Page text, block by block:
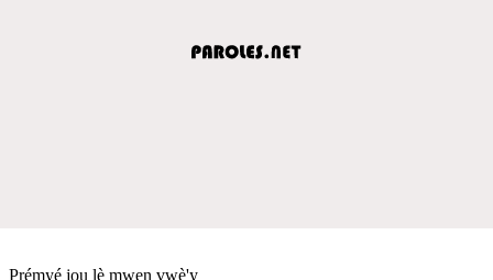
Prémyé jou lè mwen vwè'y